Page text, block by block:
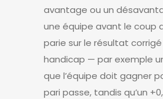
avantage ou un
une équipe avant le coup
parie sur le résultat
handicap — par exemple
que l’équipe doit gagner
pari passe, tandis qu’un